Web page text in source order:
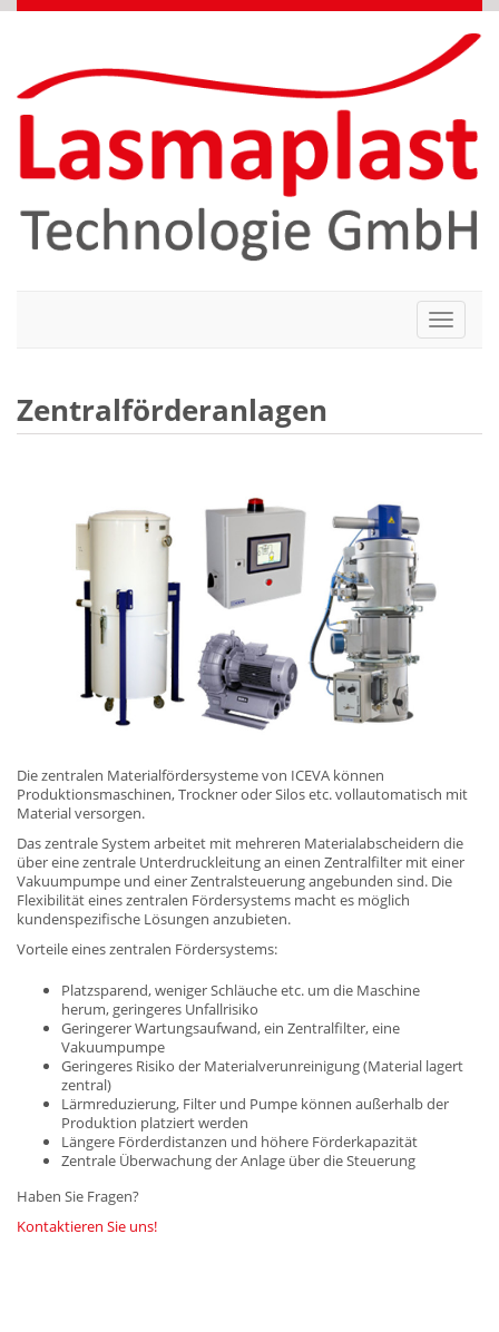
Toggle
Zentralförderanlagen
Die zentralen Materialfördersysteme von ICEVA können
Produktionsmaschinen, Trockner oder Silos etc. vollautomatisch mit
Material versorgen.
Das zentrale System arbeitet mit mehreren Materialabscheidern die
über eine zentrale Unterdruckleitung an einen Zentralfilter mit einer
Vakuumpumpe und einer Zentralsteuerung angebunden sind. Die
Flexibilität eines zentralen Fördersystems macht es möglich
kundenspezifische Lösungen anzubieten.
Vorteile eines zentralen Fördersystems:
Platzsparend, weniger Schläuche etc. um die Maschine
herum, geringeres Unfallrisiko
Geringerer Wartungsaufwand, ein Zentralfilter, eine
Vakuumpumpe
Geringeres Risiko der Materialverunreinigung (Material lagert
zentral)
Lärmreduzierung, Filter und Pumpe können außerhalb der
Produktion platziert werden
Längere Förderdistanzen und höhere Förderkapazität
Zentrale Überwachung der Anlage über die Steuerung
Haben Sie Fragen?
Kontaktieren Sie uns!